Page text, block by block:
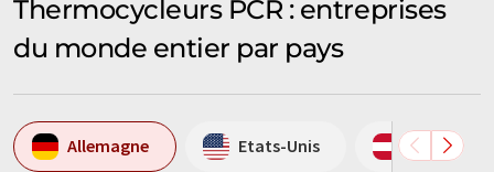
Thermocycleurs PCR : entreprises
du monde entier par pays
Allemagne Etats-Unis Autriche